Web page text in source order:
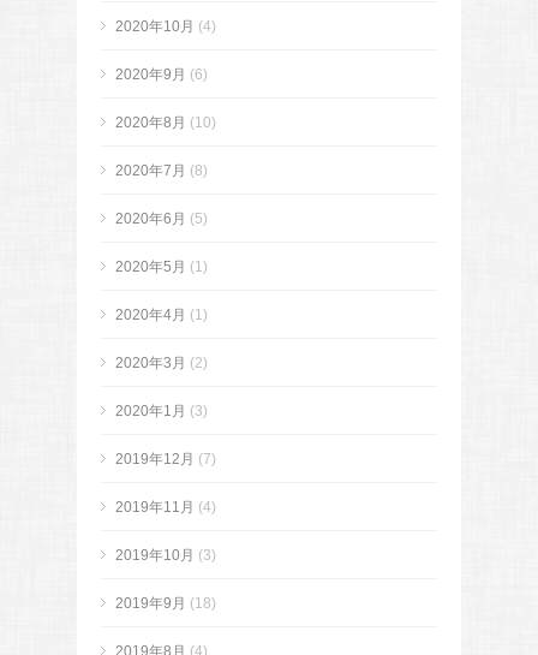
2020年10月 (4)
2020年9月 (6)
2020年8月 (10)
2020年7月 (8)
2020年6月 (5)
2020年5月 (1)
2020年4月 (1)
2020年3月 (2)
2020年1月 (3)
2019年12月 (7)
2019年11月 (4)
2019年10月 (3)
2019年9月 (18)
2019年8月 (4)